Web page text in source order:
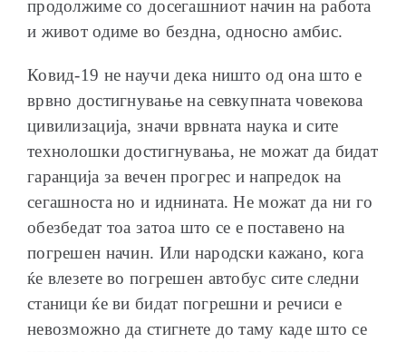
продолжиме со досегашниот начин на работа
и живот одиме во бездна, односно амбис.
Ковид-19 не научи дека ништо од она што е
врвно достигнување на севкупната човекова
цивилизација, значи врвната наука и сите
технолошки достигнувања, не можат да бидат
гаранција за вечен прогрес и напредок на
сегашноста но и иднината. Не можат да ни го
обезбедат тоа затоа што се е поставено на
погрешен начин. Или народски кажано, кога
ќе влезете во погрешен автобус сите следни
станици ќе ви бидат погрешни и речиси е
невозможно да стигнете до таму каде што се